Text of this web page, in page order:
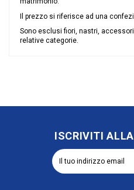
Il prezzo si riferisce ad una
Sono esclusi fiori, nastri,
relative categorie.
ISCRIVITI